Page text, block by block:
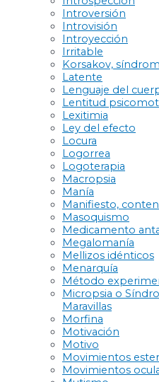
Introversión
Introvisión
Introyección
Irritable
Korsakov,
Latente
Lenguaje del
Lentitud
Lexitimia
Ley del efecto
Locura
Logorrea
Logoterapia
Macropsia
Manía
Manifiesto,
Masoquismo
Medicamento
Megalomanía
Mellizos idénticos
Menarquía
Método
Micropsia o
Maravillas
Morfina
Motivación
Motivo
Movimientos
Movimientos